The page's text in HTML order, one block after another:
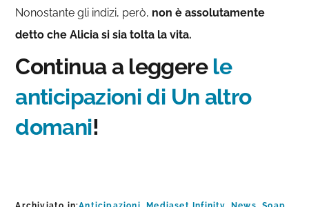
Nonostante gli indizi, però, non è assolutamente
detto che Alicia si sia tolta la vita.
Continua a leggere le
anticipazioni di Un altro
domani!